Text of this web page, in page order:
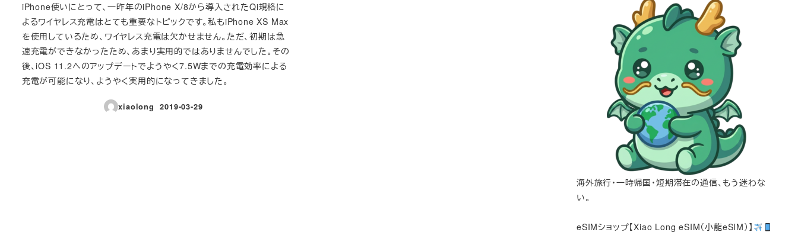
iPhone使いにとって、一昨年のiPhone X/8から導入されたQi規格に
よるワイヤレス充電はとても重要なトピックです。私もiPhone XS Max
を使用しているため、ワイヤレス充電は欠かせません。ただ、初期は急
速充電ができなかったため、あまり実用的ではありませんでした。その
後、iOS 11.2へのアップデートでようやく7.5Wまでの充電効率による
充電が可能になり、ようやく実用的になってきました。
xiaolong
投稿日
2019-03-29
海外旅行・一時帰国・短期滞在の通信、もう迷わな
い。
eSIMショップ【Xiao Long eSIM（小龍eSIM）】